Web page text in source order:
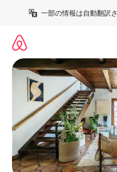
一部の情報は自動翻訳